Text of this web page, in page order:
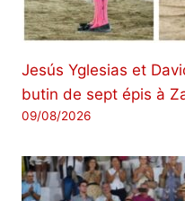
Jesús Yglesias et
butin de sept épis à
09/08/2026